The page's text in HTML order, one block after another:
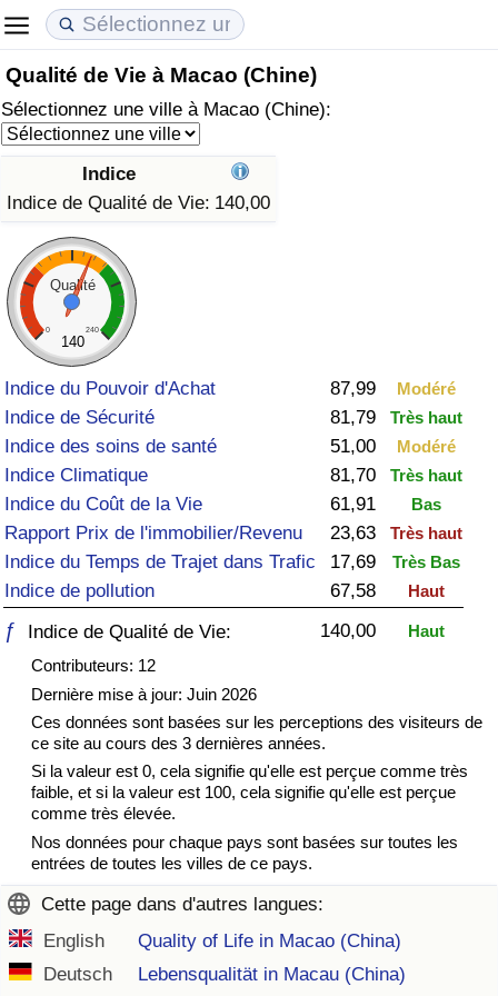
Qualité de Vie à Macao (Chine)
Sélectionnez une ville à Macao (Chine):
Indice
Indice de Qualité de Vie: 140,00
Qualité
0 240
140
Indice du Pouvoir d'Achat 87,99 Modéré
Indice de Sécurité 81,79 Très haut
Indice des soins de santé 51,00 Modéré
Indice Climatique 81,70 Très haut
Indice du Coût de la Vie 61,91 Bas
Rapport Prix de l'immobilier/Revenu 23,63 Très haut
Indice du Temps de Trajet dans Trafic 17,69 Très Bas
Indice de pollution 67,58 Haut
ƒ Indice de Qualité de Vie: 140,00
Haut
Contributeurs: 12
Dernière mise à jour: Juin 2026
Ces données sont basées sur les perceptions des visiteurs de
ce site au cours des 3 dernières années.
Si la valeur est 0, cela signifie qu'elle est perçue comme très
faible, et si la valeur est 100, cela signifie qu'elle est perçue
comme très élevée.
Nos données pour chaque pays sont basées sur toutes les
entrées de toutes les villes de ce pays.
Cette page dans d'autres langues:
English
Quality of Life in Macao (China)
Deutsch
Lebensqualität in Macau (China)
Coût de la vie
Indice du Coût de la Vie (Actuel)
Indice du Coût de la Vie
Indice du coût de la vie par pays
à Akaba
Prix de l'immobilier
Indice des Prix de l'immobilier (Actuel)
Indice des Prix de l'immobilier
Indice des Prix de l'immobilier par Pays
Qualité de Vie
Indice de Qualité de Vie
Indice de Qualité de Vie (Actuel)
Indice de qualité de vie par pays
Criminalité
Indice de Criminalité (Actuel)
Indice de Criminalité
Indice de criminalité par pays
Soins de santé
Indice des soins de santé (Actuel)
Indice des soins de santé par Pays
Pollution
Indice de Pollution (Actuel)
Indice de Pollution par Pays